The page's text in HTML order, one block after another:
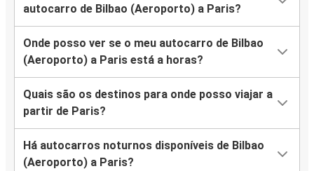
autocarro de Bilbao (Aeroporto) a Paris?
Onde posso ver se o meu autocarro de Bilbao
(Aeroporto) a Paris está a horas?
Quais são os destinos para onde posso viajar a
partir de Paris?
Há autocarros noturnos disponíveis de Bilbao
(Aeroporto) a Paris?